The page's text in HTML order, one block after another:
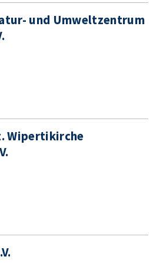
und Umweltzentrum
Wipertikirche